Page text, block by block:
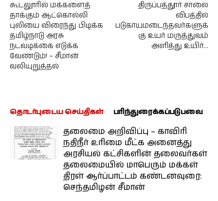
கூடலூரில் மக்களைத்
தாக்கும் ஆட்கொல்லி
புலியை விரைந்து பிடிக்க
தமிழ்நாடு அரசு
நடவடிக்கை எடுக்க
வேண்டும்! – சீமான்
வலியுறுத்தல்
திருப்பத்தூர் சாலை
விபத்தில்
படுகாயமடைந்தவர்களுக்
கு உயர் மருத்துவம்
அளித்து உயிர்…
தொடர்புடைய செய்திகள் பரிந்துரைக்கப்படுபவை
தலைமை அறிவிப்பு – காவிரி
நதிநீர் உரிமை மீட்க அனைத்து
அரசியல் கட்சிகளின் தலைவர்கள்
தலைமையில் மாபெரும் மக்கள்
திரள் ஆர்ப்பாட்டம் கண்டனவுரை:
செந்தமிழன் சீமான்